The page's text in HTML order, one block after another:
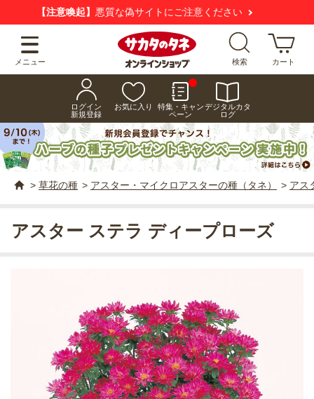
新規会員登録でお得にお買い物いただけます！
メニュー 検索 カート
ログイン
新規登録
お気に入り
特集・キャン
ペーン
デジタルカタ
ログ
> 草花の種 > アスター・マイクロアスターの種（タネ） > アス
アスター ステラ ディープローズ